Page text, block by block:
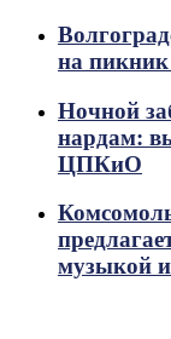
на
Ночной
нардам:
ЦПКиО
музыкой